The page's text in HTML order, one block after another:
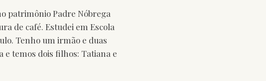
patrimônio Padre Nóbrega
de café. Estudei em Escola
Tenho um irmão e duas
e temos dois filhos: Tatiana e